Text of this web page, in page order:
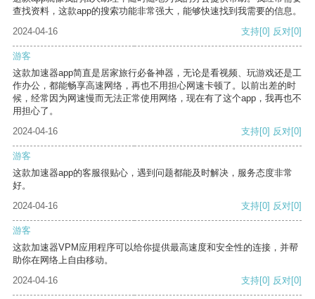
查找资料，这款app的搜索功能非常强大，能够快速找到我需要的信息。
2024-04-16
支持[0] 反对[0]
游客
这款加速器app简直是居家旅行必备神器，无论是看视频、玩游戏还是工
作办公，都能畅享高速网络，再也不用担心网速卡顿了。以前出差的时
候，经常因为网速慢而无法正常使用网络，现在有了这个app，我再也不
用担心了。
2024-04-16
支持[0] 反对[0]
游客
这款加速器app的客服很贴心，遇到问题都能及时解决，服务态度非常
好。
2024-04-16
支持[0] 反对[0]
游客
这款加速器VPM应用程序可以给你提供最高速度和安全性的连接，并帮
助你在网络上自由移动。
2024-04-16
支持[0] 反对[0]